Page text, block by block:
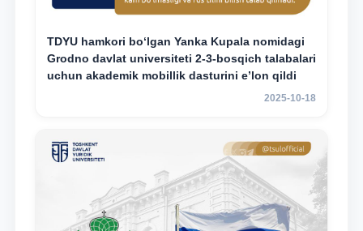
TDYU hamkori bo‘lgan Yanka Kupala nomidagi
Grodno davlat universiteti 2-3-bosqich talabalari
uchun akademik mobillik dasturini e’lon qildi
2025-10-18